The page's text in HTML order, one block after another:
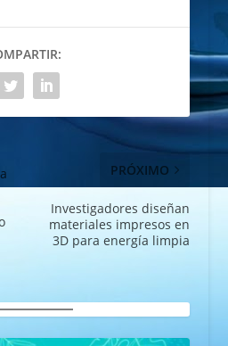
PRÓXIMO
Investigadores diseñan
materiales impresos en
3D para energía limpia